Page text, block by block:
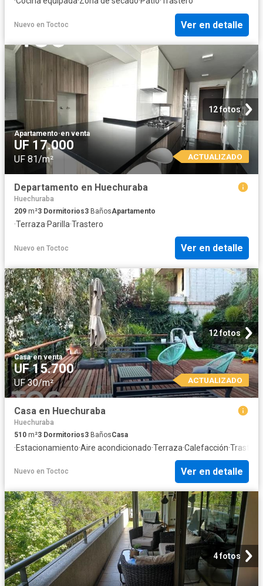
Nuevo en Toctoc Ver en detalle
12 fotos
Apartamento·en venta
UF 17.000
UF 81/m² ACTUALIZADO
Departamento en Huechuraba
Huechuraba
209 m²3 Dormitorios3 BañosApartamento
·Terraza·Parilla·Trastero
Nuevo en Toctoc Ver en detalle
12 fotos
Casa·en venta
UF 15.700
UF 30/m² ACTUALIZADO
Casa en Huechuraba
Huechuraba
510 m²3 Dormitorios3 BañosCasa
·Estacionamiento·Aire acondicionado·Terraza·Calefacción·Trastero
Nuevo en Toctoc Ver en detalle
4 fotos